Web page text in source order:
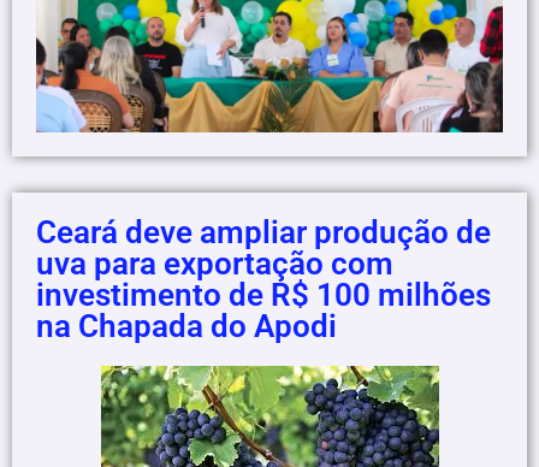
Ceará deve ampliar produção de
uva para exportação com
investimento de R$ 100 milhões
na Chapada do Apodi